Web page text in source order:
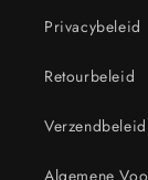
Privacybeleid
Retourbeleid
Verzendbeleid
Algemene